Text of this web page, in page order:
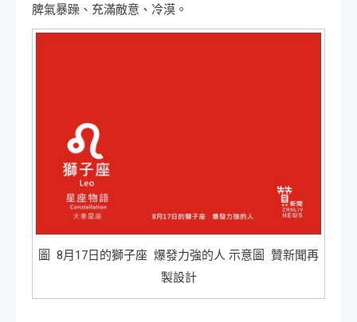
脾氣暴躁、充滿敵意、冷漠。
圖 8月17日的獅子座 爆發力強的人 示意圖 贊新聞再
製設計